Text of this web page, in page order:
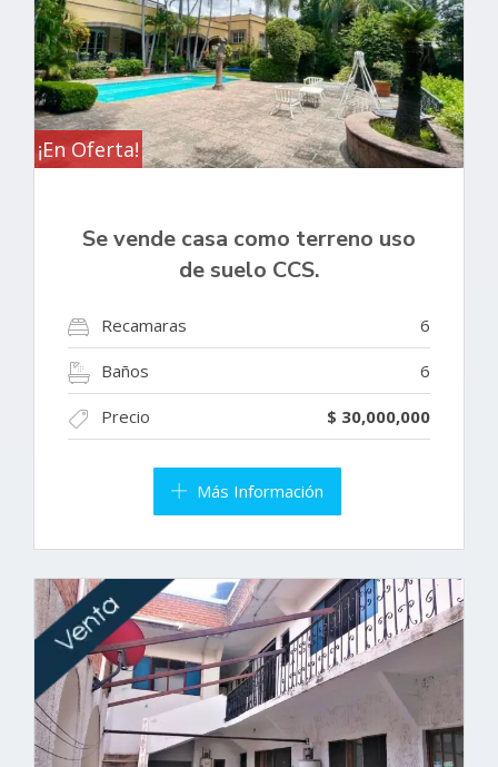
¡En Oferta!
Se vende casa como terreno uso
de suelo CCS.
Recamaras 6
Baños 6
Precio $ 30,000,000
Más Información